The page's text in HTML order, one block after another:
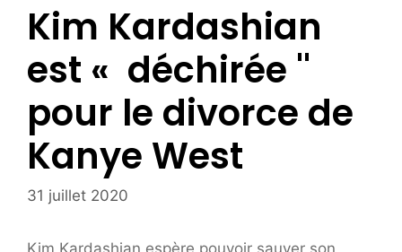
Kim Kardashian
est « déchirée ''
pour le divorce de
Kanye West
31 juillet 2020